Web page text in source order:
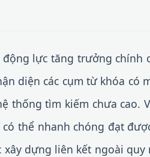
lực tăng trưởng chính
diện các cụm từ khóa có
thống tìm kiếm chưa cao.
thể nhanh chóng đạt
dựng liên kết ngoài quy